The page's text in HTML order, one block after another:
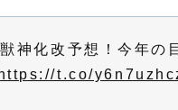
神化改予想！今年
https://t.co/